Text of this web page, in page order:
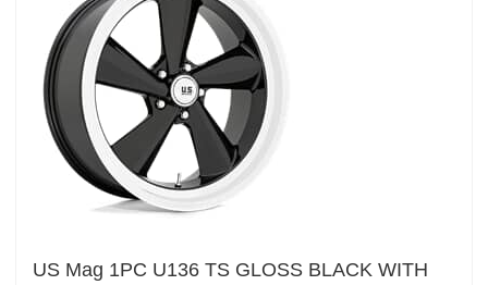
US Mag 1PC U136 TS GLOSS BLACK WITH